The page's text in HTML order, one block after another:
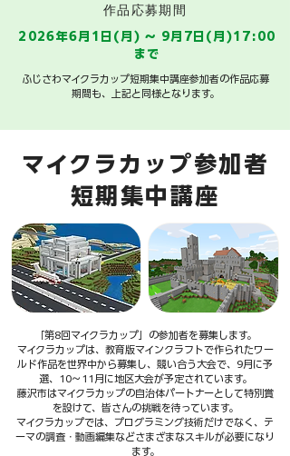
​作品応募期間
2026年6月1日(月) ～ 9月7日(月)17:00
まで
​ふじさわマイクラカップ短期集中講座参加者の作品応募
期間も、上記と同様となります。
​マイクラカップ参加者
短期集中講座
「第8回マイクラカップ」の参加者を募集します。
マイクラカップは、教育版マインクラフトで作られたワー
ルド作品を世界中から募集し、競い合う大会で、9月に予
選、10〜11月に地区大会が予定されています。
藤沢市はマイクラカップの自治体パートナーとして特別賞
を設けて、皆さんの挑戦を待っています。
マイクラカップでは、プログラミング技術だけでなく、テ
ーマの調査・動画編集などさまざまなスキルが必要になり
ます。